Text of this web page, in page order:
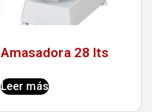
Amasadora 28 lts
Leer más